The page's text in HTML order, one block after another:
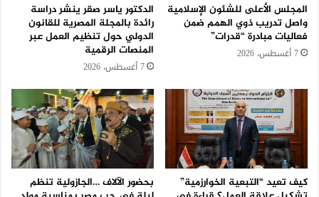
المجلس الأعلى للشئون الإسلامية
واصل تدريب ذوي الهمم ضمن
فعاليات مبادرة “قدرات”
7 أغسطس، 2026
الدكتور ياسر صقر ينشر دراسة
رائدة بالمجلة المصرية للقانون
الدولي حول تنظيم العمل عبر
المنصات الرقمية
7 أغسطس، 2026
كيف تعيد “التبعية الخوارزمية”
بحضور الآلاف …الجازولية تنظم